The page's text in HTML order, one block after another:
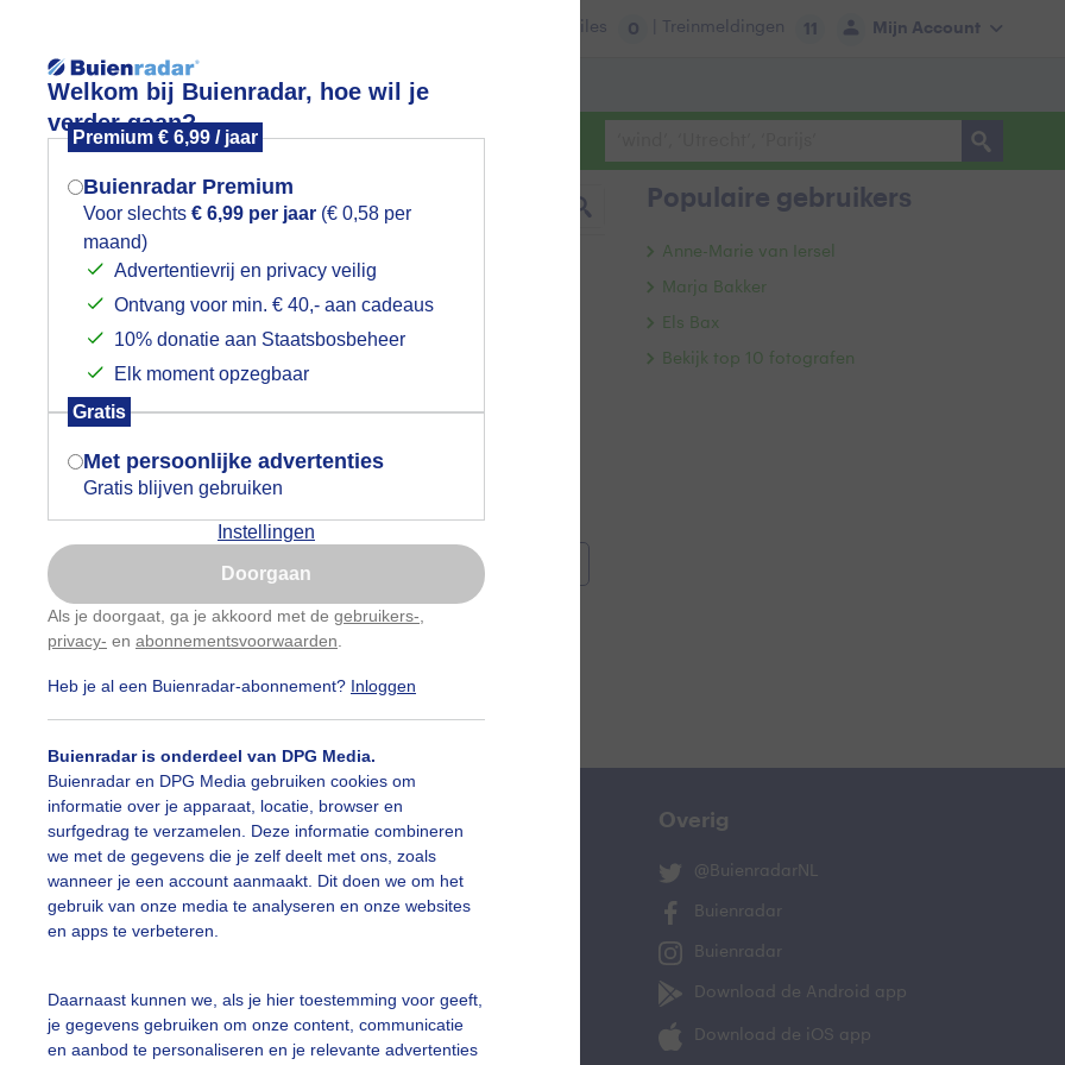
Welkom bij Buienradar, hoe wil je
verder gaan?
Premium € 6,99 / jaar
Buienradar Premium
Voor slechts € 6,99 per jaar (€ 0,58 per
maand)
Advertentievrij en privacy veilig
Ontvang voor min. € 40,- aan cadeaus
10% donatie aan Staatsbosbeheer
Elk moment opzegbaar
Gratis
Met persoonlijke advertenties
Gratis blijven gebruiken
Instellingen
Doorgaan
Als je doorgaat, ga je akkoord met de gebruikers-
privacy- en abonnementsvoorwaarden
Heb je al een Buienradar-abonnement? Inloggen
Buienradar is onderdeel van DPG Media.
Buienradar en DPG Media gebruiken cookies om
informatie over je apparaat, locatie, browser en
surfgedrag te verzamelen. Deze informatie combineren
we met de gegevens die je zelf deelt met ons, zoals
wanneer je een account aanmaakt. Dit doen we om het
gebruik van onze media te analyseren en onze websites
en apps te verbeteren.
Daarnaast kunnen we, als je hier toestemming voor geeft,
je gegevens gebruiken om onze content, communicatie
en aanbod te personaliseren en je relevante advertenties
Mijn Account
Files 0 | Treinmeldingen 11
Lees meer.
Foto en video Weerzine
Zoeken in foto & video:
slideshow
#camping #coderoze #donkerewolken
#maan #mensen #mist
#opklaringen
#regenwolken #schapen
#strand #strandbedjes #terras
Populaire gebruikers
Anne-Marie van Iersel
Marja Bakker
Els Bax
Bekijk top 10 fotografen
vragen
Mijn weer
De Bilt
Overig
@BuienradarNL
Buienradar
Buienradar
Download de Android app
Download de iOS app
Mogen we je locatie gebruiken voor
het weer?
Indien je hier nog geen akkoord op hebt
gegeven, verschijnt er zo een pop-up uit
je browser waarin deze toestemming
gevraagd wordt.
Is goed, toon de popup
Nu niet, misschien later
Gebruik je Safari en wil je niet elke dag deze pop-up
Klikhierom dit aan te passen